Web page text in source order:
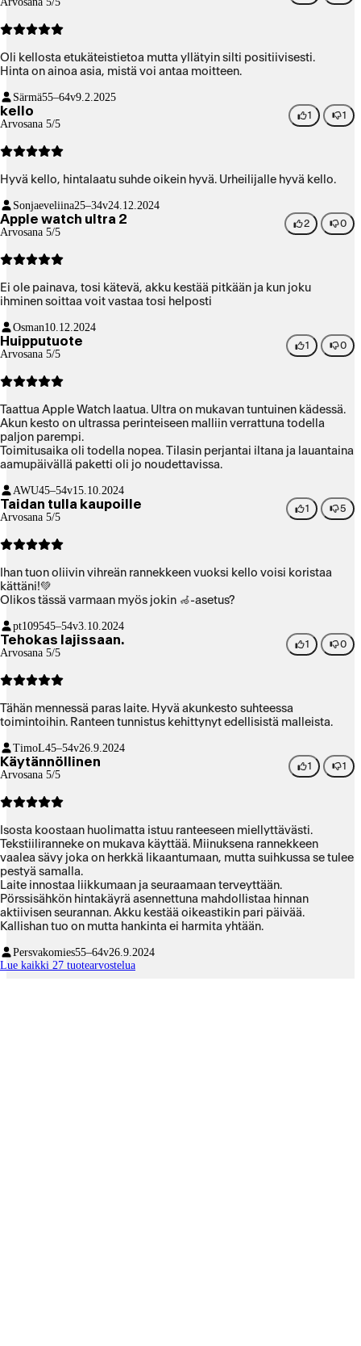
Oli kellosta etukäteistietoa mutta yllätyin silti positiivisesti.
Hinta on ainoa asia, mistä voi antaa moitteen.
Särmä55–64v9.2.2025
kello
Arvosana 5/5
1 1
Hyvä kello, hintalaatu suhde oikein hyvä. Urheilijalle hyvä kello.
Sonjaeveliina25–34v24.12.2024
Apple watch ultra 2
Arvosana 5/5
2 0
Ei ole painava, tosi kätevä, akku kestää pitkään ja kun joku
ihminen soittaa voit vastaa tosi helposti
Osman10.12.2024
Huipputuote
Arvosana 5/5
1 0
Taattua Apple Watch laatua. Ultra on mukavan tuntuinen kädessä.
Akun kesto on ultrassa perinteiseen malliin verrattuna todella
paljon parempi.
Toimitusaika oli todella nopea. Tilasin perjantai iltana ja lauantaina
aamupäivällä paketti oli jo noudettavissa.
AWU45–54v15.10.2024
Taidan tulla kaupoille
Arvosana 5/5
1 5
Ihan tuon oliivin vihreän rannekkeen vuoksi kello voisi koristaa
kättäni!💚
Olikos tässä varmaan myös jokin 🦽-asetus?
pt109545–54v3.10.2024
Tehokas lajissaan.
Arvosana 5/5
1 0
Tähän mennessä paras laite. Hyvä akunkesto suhteessa
toimintoihin. Ranteen tunnistus kehittynyt edellisistä malleista.
TimoL45–54v26.9.2024
Käytännöllinen
Arvosana 5/5
1 1
Isosta koostaan huolimatta istuu ranteeseen miellyttävästi.
Tekstiiliranneke on mukava käyttää. Miinuksena rannekkeen
vaalea sävy joka on herkkä likaantumaan, mutta suihkussa se tulee
pestyä samalla.
Laite innostaa liikkumaan ja seuraamaan terveyttään.
Pörssisähkön hintakäyrä asennettuna mahdollistaa hinnan
aktiivisen seurannan. Akku kestää oikeastikin pari päivää.
Kallishan tuo on mutta hankinta ei harmita yhtään.
Persvakomies55–64v26.9.2024
Lue kaikki 27 tuotearvostelua